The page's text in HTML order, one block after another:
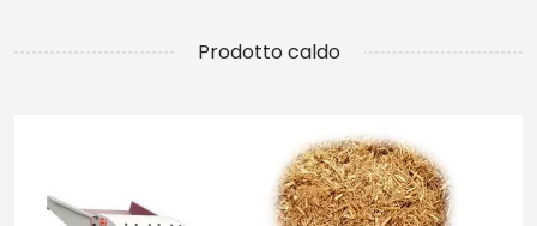
Prodotto caldo